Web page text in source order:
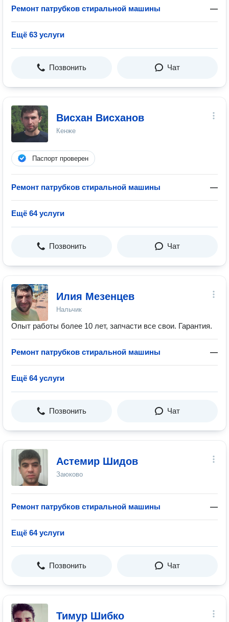
Ремонт патрубков стиральной машины —
Ещё 63 услуги
Позвонить Чат
Висхан Висханов
Кенже
Паспорт проверен
Ремонт патрубков стиральной машины —
Ещё 64 услуги
Позвонить Чат
Илия Мезенцев
Нальчик
Опыт работы более 10 лет, запчасти все свои. Гарантия.
Ремонт патрубков стиральной машины —
Ещё 64 услуги
Позвонить Чат
Астемир Шидов
Заюково
Ремонт патрубков стиральной машины —
Ещё 64 услуги
Позвонить Чат
Тимур Шибко